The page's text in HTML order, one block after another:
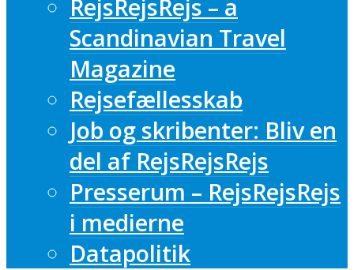
RejsRejsRejs – a
Scandinavian Travel
Magazine
Rejsefællesskab
Job og skribenter: Bliv en
del af RejsRejsRejs
Presserum – RejsRejsRejs
i medierne
Datapolitik